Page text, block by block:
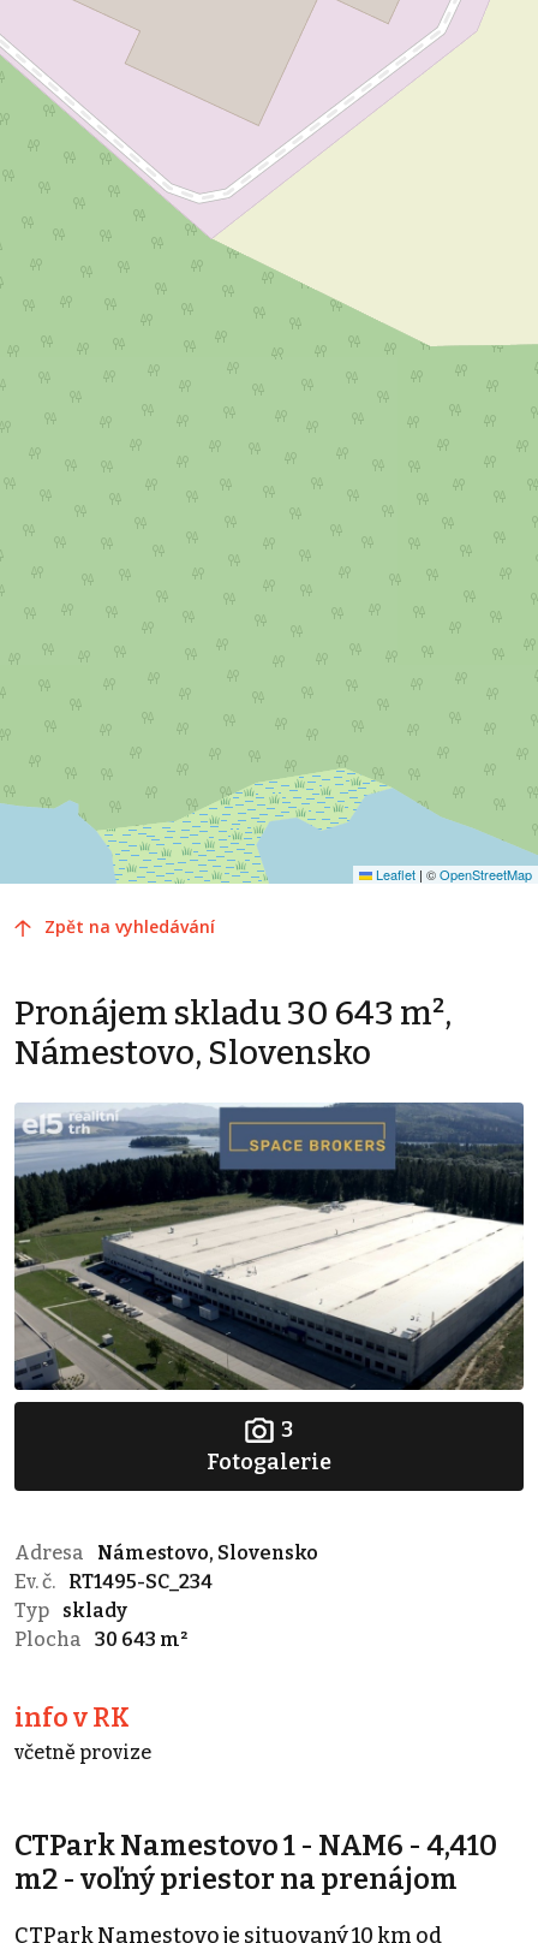
Leaflet | ©OpenStreetMap
Zpět na vyhledávání
Pronájem skladu 30 643 m²,
Námestovo, Slovensko
3
Fotogalerie
Adresa
Námestovo, Slovensko
Ev. č.
RT1495-SC_234
Typ
sklady
Plocha
30 643 m²
info v RK
včetně provize
CTPark Namestovo 1 - NAM6 - 4,410
m2 - voľný priestor na prenájom
CTPark Namestovo je situovaný 10 km od